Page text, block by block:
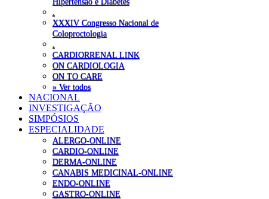
XXXIV Congresso Nacional de
Coloproctologia
CARDIORRENAL LINK
ON CARDIOLOGIA
ON TO CARE
» Ver todos
NACIONAL
INVESTIGAÇÃO
SIMPÓSIOS
ESPECIALIDADE
ALERGO-ONLINE
CARDIO-ONLINE
DERMA-ONLINE
CANABIS MEDICINAL-ONLINE
ENDO-ONLINE
GASTRO-ONLINE